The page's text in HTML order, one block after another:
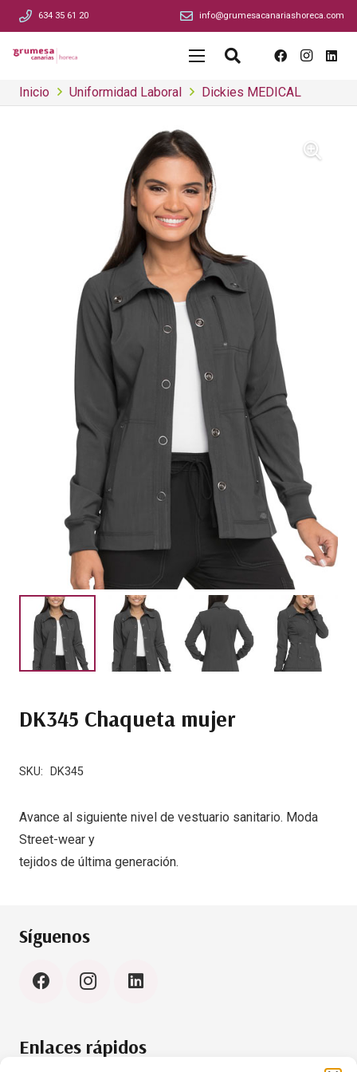
634 35 61 20 info@grumesacanariashoreca.com
Inicio Uniformidad Laboral Dickies MEDICAL
DK345 Chaqueta mujer
SKU: DK345
Avance al siguiente nivel de vestuario sanitario. Moda
Street-wear y
tejidos de última generación.
Síguenos
Enlaces rápidos